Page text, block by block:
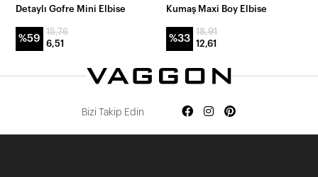
Detaylı Gofre Mini Elbise
%59
15,76
6,51
Kumaş Maxi Boy Elbise
%33
18,91
12,61
Bizi Takip Edin